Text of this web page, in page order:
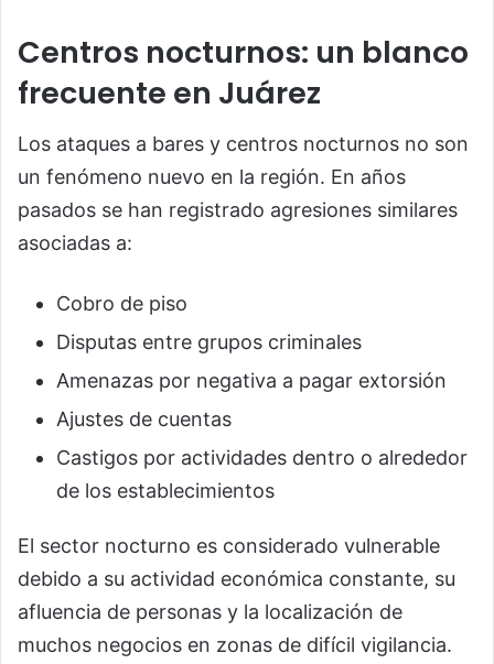
Centros nocturnos: un blanco
frecuente en Juárez
Los ataques a bares y centros nocturnos no son
un fenómeno nuevo en la región. En años
pasados se han registrado agresiones similares
asociadas a:
Cobro de piso
Disputas entre grupos criminales
Amenazas por negativa a pagar extorsión
Ajustes de cuentas
Castigos por actividades dentro o alrededor
de los establecimientos
El sector nocturno es considerado vulnerable
debido a su actividad económica constante, su
afluencia de personas y la localización de
muchos negocios en zonas de difícil vigilancia.